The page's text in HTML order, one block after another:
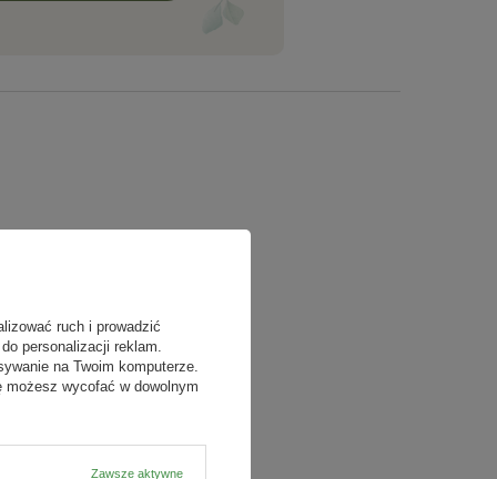
ruch i prowadzić
personalizacji reklam.
na Twoim komputerze.
możesz wycofać w dowolnym
Zawsze aktywne